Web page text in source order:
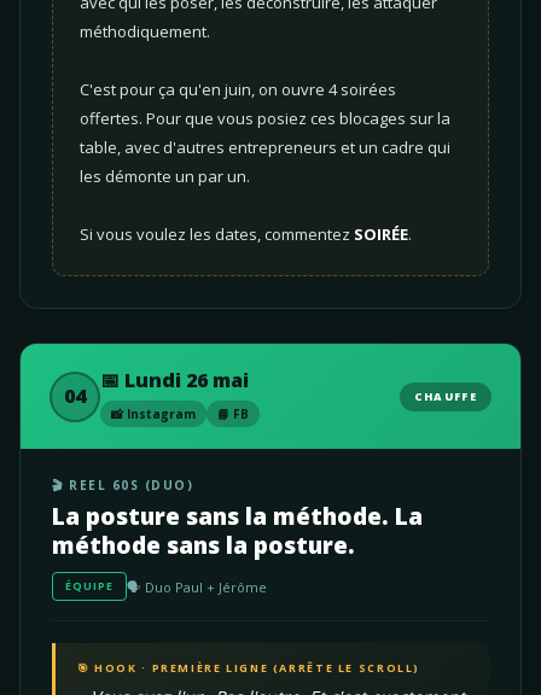
méthodiquement.
C'est pour ça qu'en juin, on ouvre 4 soirées
offertes. Pour que vous posiez ces blocages sur la
table, avec d'autres entrepreneurs et un cadre qui
les démonte un par un.
Si vous voulez les dates, commentez SOIRÉE.
04
📅 Lundi 26 mai
📸 Instagram 📘 FB
CHAUFFE
🎬 REEL 60S (DUO)
La posture sans la méthode. La
méthode sans la posture.
ÉQUIPE 🗣️ Duo Paul + Jérôme
🎯 HOOK · PREMIÈRE LIGNE (ARRÊTE LE SCROLL)